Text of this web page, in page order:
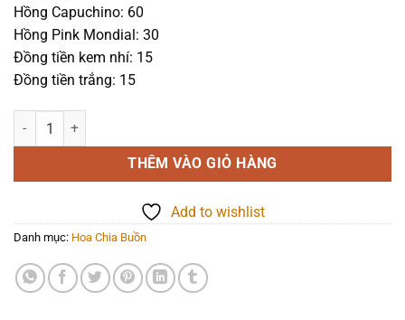
Hồng Capuchino: 60
Hồng Pink Mondial: 30
Đồng tiền kem nhí: 15
Đồng tiền trắng: 15
Hoa chia buồn - Ngày cách xa - 1142 số lượng
THÊM VÀO GIỎ HÀNG
Add to wishlist
Danh mục: Hoa Chia Buồn